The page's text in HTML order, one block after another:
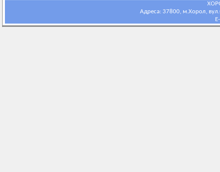
Адреса: 37800, м.Хорол,